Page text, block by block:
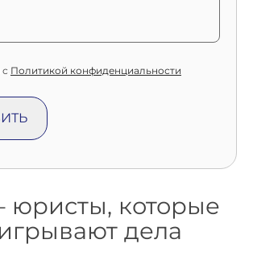
Политикой конфиденциальности
юристы, которые
дела